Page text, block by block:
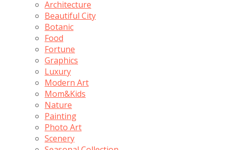
Architecture
Beautiful City
Botanic
Food
Fortune
Graphics
Luxury
Modern Art
Mom&Kids
Nature
Painting
Photo Art
Scenery